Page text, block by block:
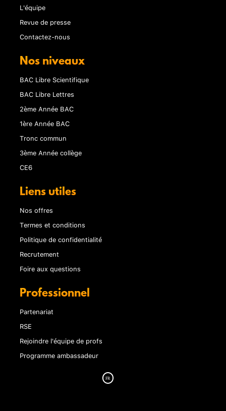
L'équipe
Revue de presse
Contactez-nous
Nos niveaux
BAC Libre Scientifique
BAC Libre Lettres
2ème Année BAC
1ère Année BAC
Tronc commun
3ème Année collège
CE6
Liens utiles
Nos offres
Termes et conditions
Politique de confidentialité
Recrutement
Foire aux questions
Professionnel
Partenariat
RSE
Rejoindre l'équipe de profs
Programme ambassadeur